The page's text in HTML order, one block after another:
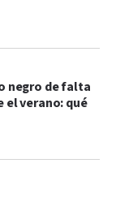
negro de falta
el verano: qué